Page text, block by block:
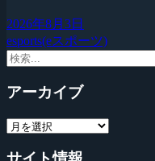
2026年8月3日
esports(eスポーツ)
アーカイブ